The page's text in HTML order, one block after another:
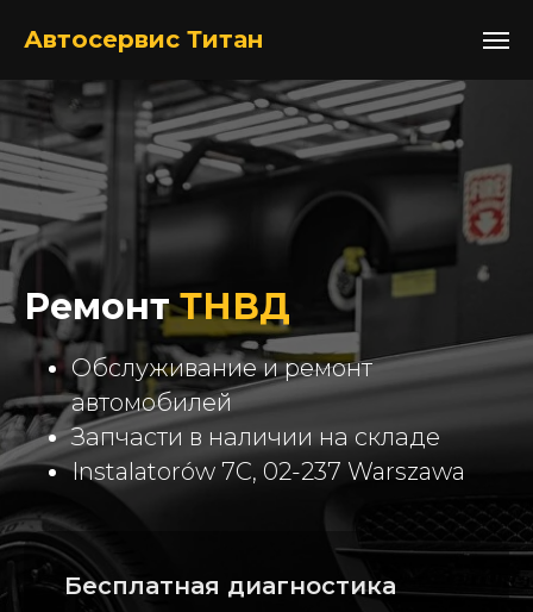
Автосервис Титан+48517052105
РемонтТНВД
Обслуживание и ремонт
автомобилей
Запчасти в наличии на складе
Instalatorów 7C, 02-237 Warszawa
Бесплатная диагностика